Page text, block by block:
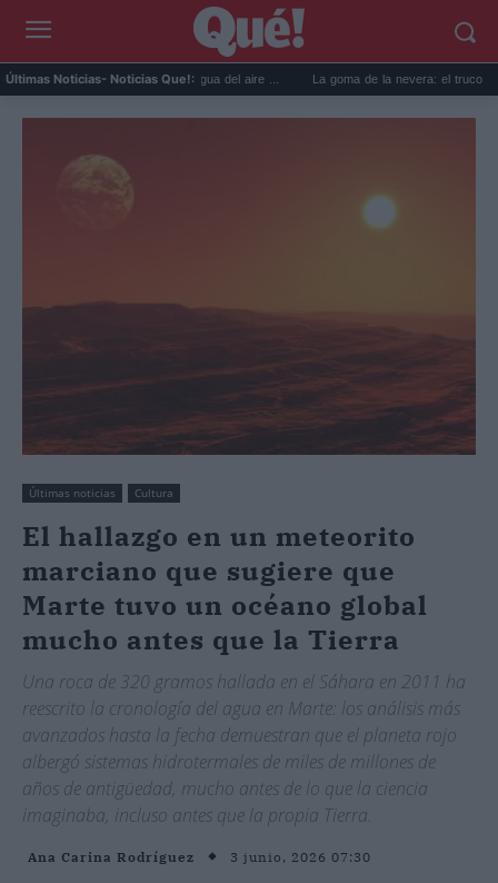
Últimas Noticias- Noticias Que!:
para reutilizar el agua del aire ... La goma de la nevera: el truco del papel
Últimas noticias Cultura
El hallazgo en un meteorito
marciano que sugiere que
Marte tuvo un océano global
mucho antes que la Tierra
Una roca de 320 gramos hallada en el Sáhara en 2011 ha
reescrito la cronología del agua en Marte: los análisis más
avanzados hasta la fecha demuestran que el planeta rojo
albergó sistemas hidrotermales de miles de millones de
años de antigüedad, mucho antes de lo que la ciencia
imaginaba, incluso antes que la propia Tierra.
Ana Carina Rodríguez 3 junio, 2026 07:30